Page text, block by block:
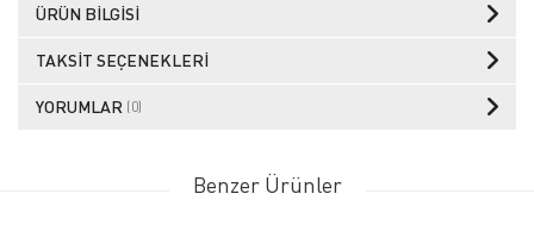
ÜRÜN BILGISI
TAKSIT SEÇENEKLERI
YORUMLAR (0)
Benzer Ürünler